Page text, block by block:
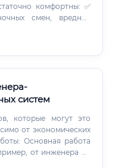
комфортны: ✅
смен, вредных
систем
которые могут это
от экономических
Основная работа
от инженера на